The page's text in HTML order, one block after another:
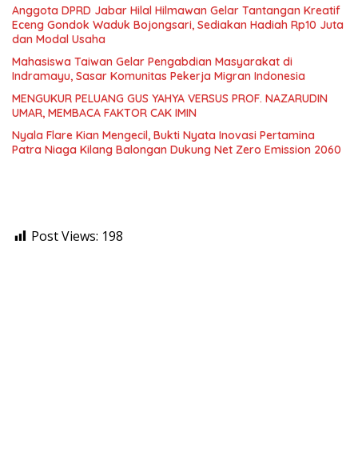
Anggota DPRD Jabar Hilal Hilmawan Gelar Tantangan Kreatif
Eceng Gondok Waduk Bojongsari, Sediakan Hadiah Rp10 Juta
dan Modal Usaha
Mahasiswa Taiwan Gelar Pengabdian Masyarakat di
Indramayu, Sasar Komunitas Pekerja Migran Indonesia
MENGUKUR PELUANG GUS YAHYA VERSUS PROF. NAZARUDIN
UMAR, MEMBACA FAKTOR CAK IMIN
Nyala Flare Kian Mengecil, Bukti Nyata Inovasi Pertamina
Patra Niaga Kilang Balongan Dukung Net Zero Emission 2060
Post Views: 198